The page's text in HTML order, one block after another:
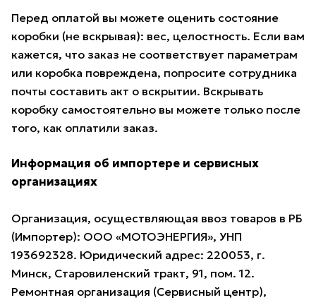
Перед оплатой вы можете оценить состояние
коробки (не вскрывая): вес, целостность. Если вам
кажется, что заказ не соответствует параметрам
или коробка повреждена, попросите сотрудника
почты составить акт о вскрытии. Вскрывать
коробку самостоятельно вы можете только после
того, как оплатили заказ.
Информация об импортере и сервисных
организациях
Организация, осуществляющая ввоз товаров в РБ
(Импортер): ООО «МОТОЭНЕРГИЯ», УНП
193692328. Юридический адрес: 220053, г.
Минск, Старовиленский тракт, 91, пом. 12.
Ремонтная организация (Сервисный центр),